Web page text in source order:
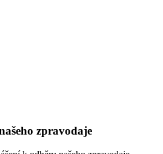
zpravodaje